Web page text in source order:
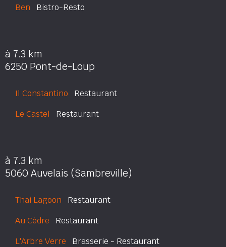
Ben Bistro-Resto
à 7.3 km
6250 Pont-de-Loup
Il Constantino Restaurant
Le Castel Restaurant
à 7.3 km
5060 Auvelais (Sambreville)
Thai Lagoon Restaurant
Au Cèdre Restaurant
L'Arbre Verre Brasserie - Restaurant